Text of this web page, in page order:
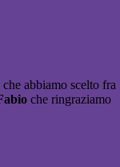
abbiamo scelto fra
che ringraziamo